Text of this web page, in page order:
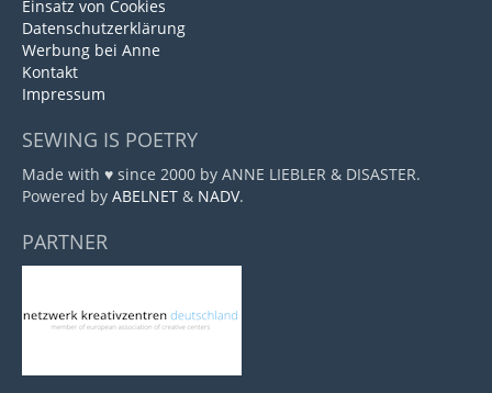
Einsatz von Cookies
Datenschutzerklärung
Werbung bei Anne
Kontakt
Impressum
SEWING IS POETRY
Made with ♥ since 2000 by ANNE LIEBLER & DISASTER.
Powered by ABELNET & NADV.
PARTNER